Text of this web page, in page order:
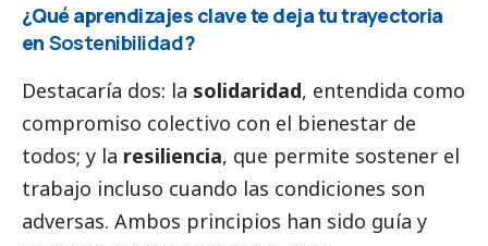
¿Qué aprendizajes clave te deja tu trayectoria
en Sostenibilidad?
Destacaría dos: la solidaridad, entendida como
compromiso colectivo con el bienestar de
todos; y la resiliencia, que permite sostener el
trabajo incluso cuando las condiciones son
adversas. Ambos principios han sido guía y